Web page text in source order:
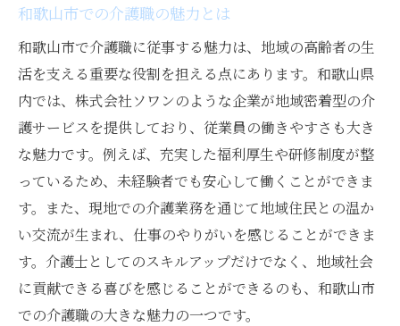
和歌山市での介護職の魅力とは
和歌山市で介護職に従事する魅力は、地域の高齢者の生
活を支える重要な役割を担える点にあります。和歌山県
内では、株式会社ソワンのような企業が地域密着型の介
護サービスを提供しており、従業員の働きやすさも大き
な魅力です。例えば、充実した福利厚生や研修制度が整
っているため、未経験者でも安心して働くことができま
す。また、現地での介護業務を通じて地域住民との温か
い交流が生まれ、仕事のやりがいを感じることができま
す。介護士としてのスキルアップだけでなく、地域社会
に貢献できる喜びを感じることができるのも、和歌山市
での介護職の大きな魅力の一つです。